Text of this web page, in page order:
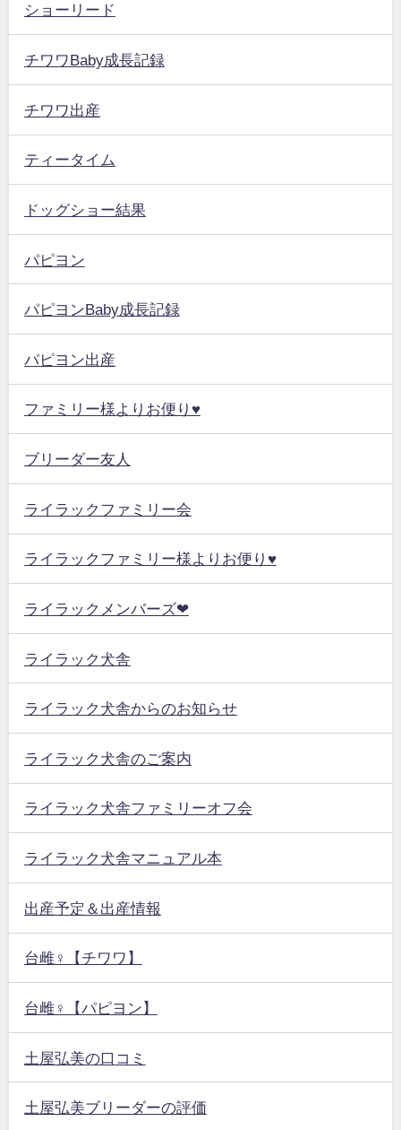
ショーリード
チワワBaby成長記録
チワワ出産
ティータイム
ドッグショー結果
パピヨン
パピヨンBaby成長記録
パピヨン出産
ファミリー様よりお便り♥
ブリーダー友人
ライラックファミリー会
ライラックファミリー様よりお便り♥
ライラックメンバーズ❤
ライラック犬舎
ライラック犬舎からのお知らせ
ライラック犬舎のご案内
ライラック犬舎ファミリーオフ会
ライラック犬舎マニュアル本
出産予定＆出産情報
台雌♀【チワワ】
台雌♀【パピヨン】
土屋弘美の口コミ
土屋弘美ブリーダーの評価